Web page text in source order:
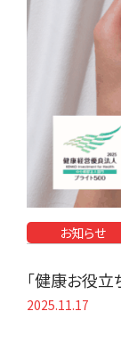
お知らせ
「健康お役立
2025.11.17